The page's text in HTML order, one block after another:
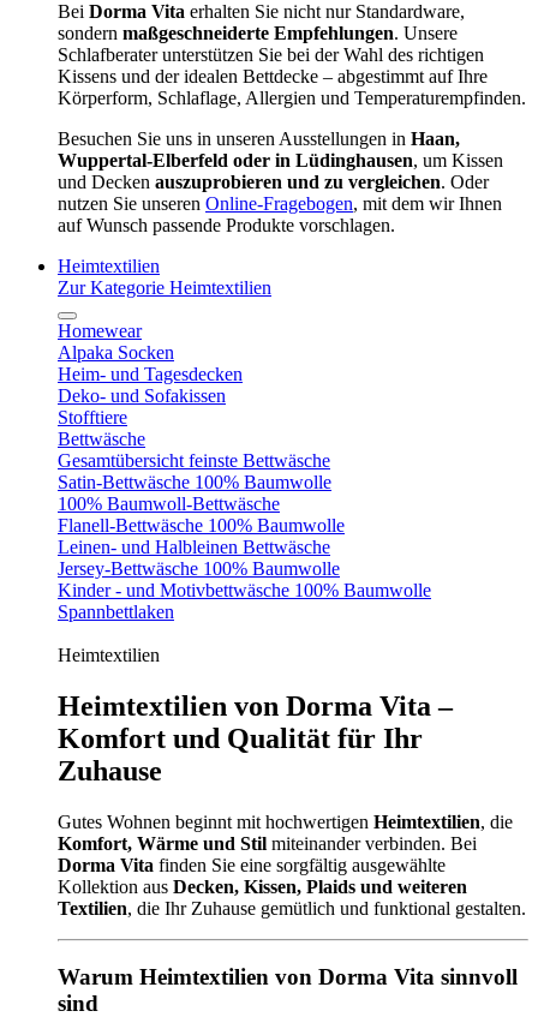
Bei Dorma Vita erhalten Sie nicht nur Standardware,
sondern maßgeschneiderte Empfehlungen. Unsere
Schlafberater unterstützen Sie bei der Wahl des richtigen
Kissens und der idealen Bettdecke – abgestimmt auf Ihre
Körperform, Schlaflage, Allergien und Temperaturempfinden.
Besuchen Sie uns in unseren Ausstellungen in Haan,
Wuppertal-Elberfeld oder in Lüdinghausen, um Kissen
und Decken auszuprobieren und zu vergleichen. Oder
nutzen Sie unseren Online-Fragebogen, mit dem wir Ihnen
auf Wunsch passende Produkte vorschlagen.
Heimtextilien
Zur Kategorie Heimtextilien
Homewear
Alpaka Socken
Heim- und Tagesdecken
Deko- und Sofakissen
Stofftiere
Bettwäsche
Gesamtübersicht feinste Bettwäsche
Satin-Bettwäsche 100% Baumwolle
100% Baumwoll-Bettwäsche
Flanell-Bettwäsche 100% Baumwolle
Leinen- und Halbleinen Bettwäsche
Jersey-Bettwäsche 100% Baumwolle
Kinder - und Motivbettwäsche 100% Baumwolle
Spannbettlaken
Heimtextilien
Heimtextilien von Dorma Vita –
Komfort und Qualität für Ihr
Zuhause
Gutes Wohnen beginnt mit hochwertigen Heimtextilien, die
Komfort, Wärme und Stil miteinander verbinden. Bei
Dorma Vita finden Sie eine sorgfältig ausgewählte
Kollektion aus Decken, Kissen, Plaids und weiteren
Textilien, die Ihr Zuhause gemütlich und funktional gestalten.
Warum Heimtextilien von Dorma Vita sinnvoll
sind